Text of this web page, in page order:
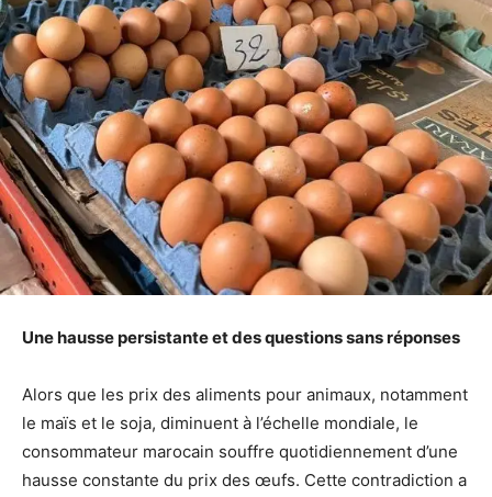
Une hausse persistante et des questions sans réponses
Alors que les prix des aliments pour animaux, notamment
le maïs et le soja, diminuent à l’échelle mondiale, le
consommateur marocain souffre quotidiennement d’une
hausse constante du prix des œufs. Cette contradiction a